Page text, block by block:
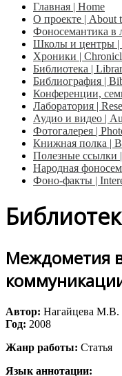
Главная | Home
О проекте | About
Фоносемантика в
Школы и центры |
Хроники |
Библиотека |
Библиография |
Конференции,
Лаборатория |
Аудио и видео |
Фотогалерея |
Книжная полка |
Полезные ссылки
Народная
Фоно-факты |
Междометия
Автор: Нагайцева М.В.
Год: 2008
Жанр работы: Статья
Язык аннотации: